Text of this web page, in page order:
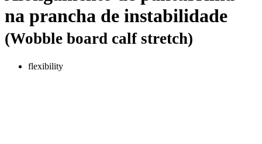
na prancha de instabilidade
(Wobble board calf stretch)
flexibility